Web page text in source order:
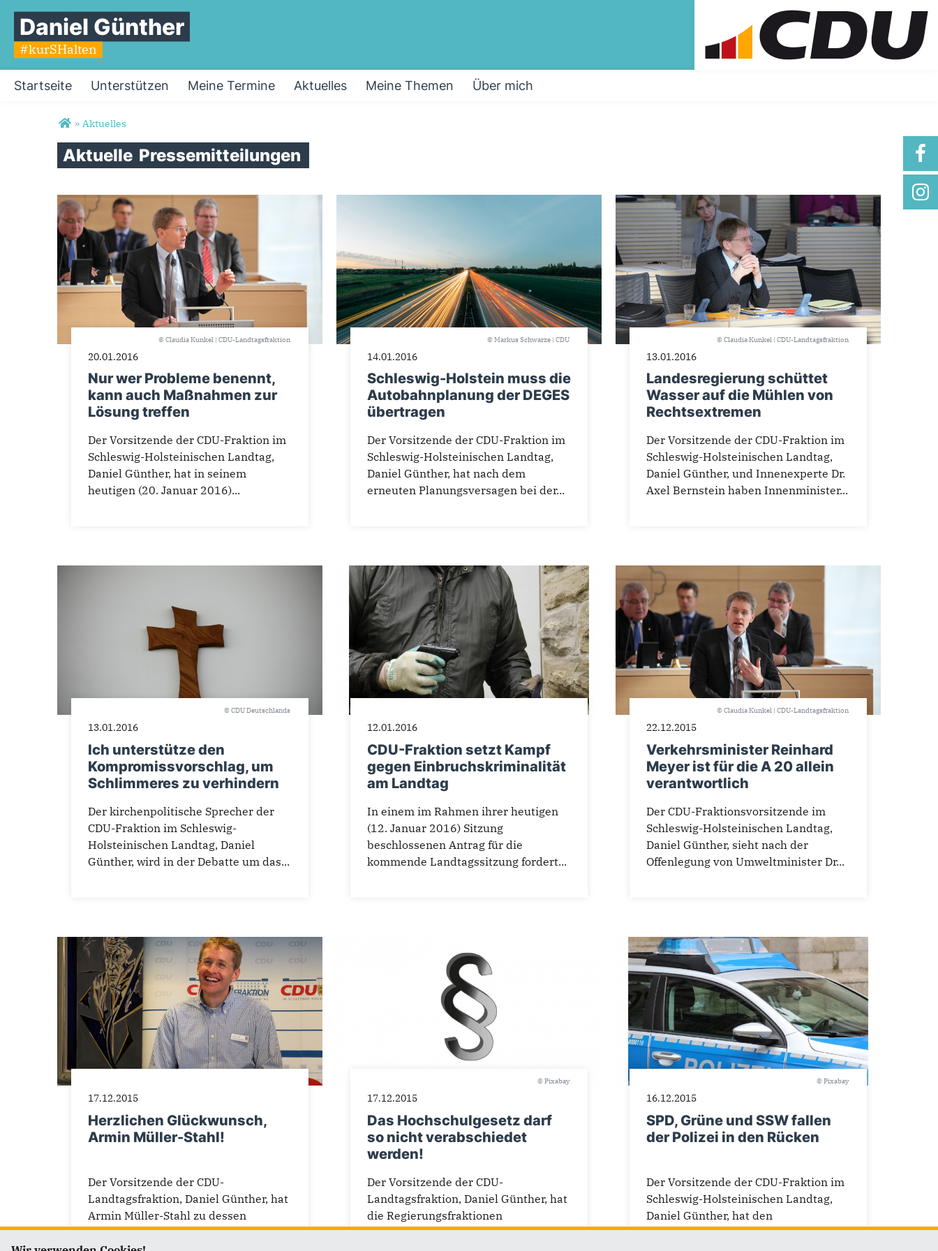
Daniel Günther
#kurSHalten
Startseite Unterstützen Meine Termine Aktuelles Meine Themen Über mich
Sie sind hier
» Aktuelles
Aktuelle Pressemitteilungen
© Claudia Kunkel | CDU-Landtagsfraktion
20.01.2016
Nur wer Probleme benennt,
kann auch Maßnahmen zur
Lösung treffen
Der Vorsitzende der CDU-Fraktion im
Schleswig-Holsteinischen Landtag,
Daniel Günther, hat in seinem
heutigen (20. Januar 2016)...
© Markus Schwarze | CDU
14.01.2016
Schleswig-Holstein muss die
Autobahnplanung der DEGES
übertragen
Der Vorsitzende der CDU-Fraktion im
Schleswig-Holsteinischen Landtag,
Daniel Günther, hat nach dem
erneuten Planungsversagen bei der...
© Claudia Kunkel | CDU-Landtagsfraktion
13.01.2016
Landesregierung schüttet
Wasser auf die Mühlen von
Rechtsextremen
Der Vorsitzende der CDU-Fraktion im
Schleswig-Holsteinischen Landtag,
Daniel Günther, und Innenexperte Dr.
Axel Bernstein haben Innenminister...
© CDU Deutschlands
13.01.2016
Ich unterstütze den
Kompromissvorschlag, um
Schlimmeres zu verhindern
Der kirchenpolitische Sprecher der
CDU-Fraktion im Schleswig-
Holsteinischen Landtag, Daniel
Günther, wird in der Debatte um das...
12.01.2016
CDU-Fraktion setzt Kampf
gegen Einbruchskriminalität
am Landtag
In einem im Rahmen ihrer heutigen
(12. Januar 2016) Sitzung
beschlossenen Antrag für die
kommende Landtagssitzung fordert...
© Claudia Kunkel | CDU-Landtagsfraktion
22.12.2015
Verkehrsminister Reinhard
Meyer ist für die A 20 allein
verantwortlich
Der CDU-Fraktionsvorsitzende im
Schleswig-Holsteinischen Landtag,
Daniel Günther, sieht nach der
Offenlegung von Umweltminister Dr...
17.12.2015
Herzlichen Glückwunsch,
Armin Müller-Stahl!
Der Vorsitzende der CDU-
Landtagsfraktion, Daniel Günther, hat
Armin Müller-Stahl zu dessen
heutigen (17. Dezember 2015) 85...
© Pixabay
17.12.2015
Das Hochschulgesetz darf
so nicht verabschiedet
werden!
Der Vorsitzende der CDU-
Landtagsfraktion, Daniel Günther, hat
die Regierungsfraktionen
aufgefordert, auf eine heutige (17...
© Pixabay
16.12.2015
SPD, Grüne und SSW fallen
der Polizei in den Rücken
Der Vorsitzende der CDU-Fraktion im
Schleswig-Holsteinischen Landtag,
Daniel Günther, hat den
Abgeordneten von SPD, Grünen und...
Seiten